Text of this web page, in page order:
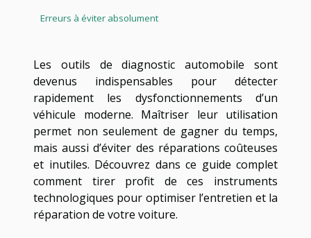
Erreurs à éviter absolument
Les outils de diagnostic automobile sont
devenus indispensables pour détecter
rapidement les dysfonctionnements d’un
véhicule moderne. Maîtriser leur utilisation
permet non seulement de gagner du temps,
mais aussi d’éviter des réparations coûteuses
et inutiles. Découvrez dans ce guide complet
comment tirer profit de ces instruments
technologiques pour optimiser l’entretien et la
réparation de votre voiture.